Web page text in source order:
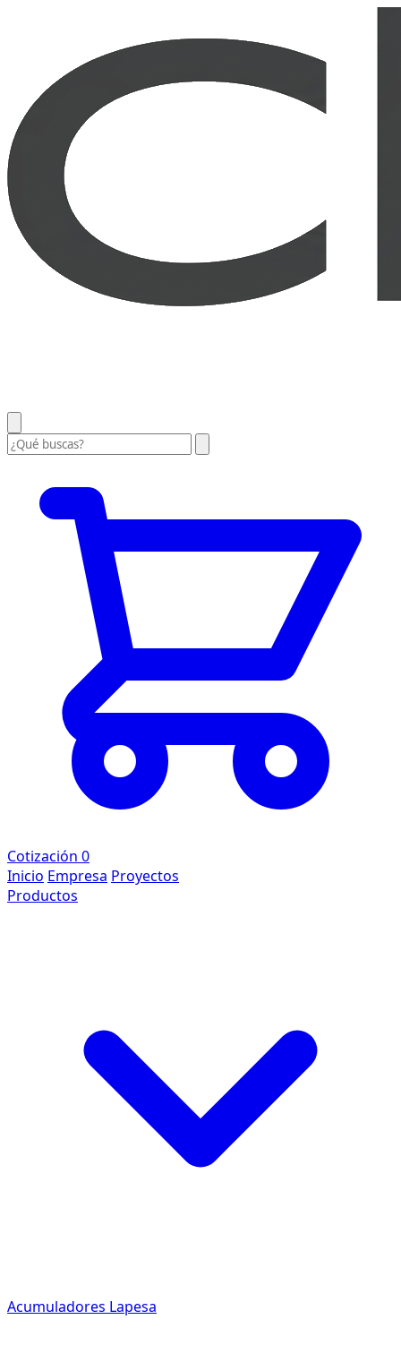
Cotización 0
Inicio Empresa Proyectos
Productos
Acumuladores Lapesa